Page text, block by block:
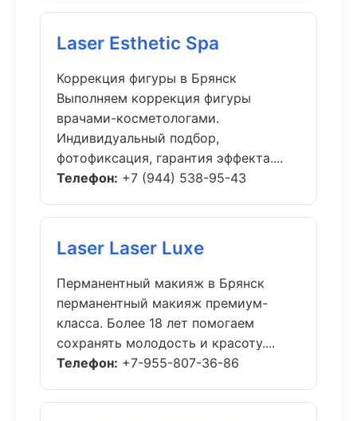
Laser Esthetic Spa
Коррекция фигуры в Брянск
Выполняем коррекция фигуры
врачами-косметологами.
Индивидуальный подбор,
фотофиксация, гарантия эффекта....
Телефон: +7 (944) 538-95-43
Laser Laser Luxe
Перманентный макияж в Брянск
перманентный макияж премиум-
класса. Более 18 лет помогаем
сохранять молодость и красоту....
Телефон: +7-955-807-36-86